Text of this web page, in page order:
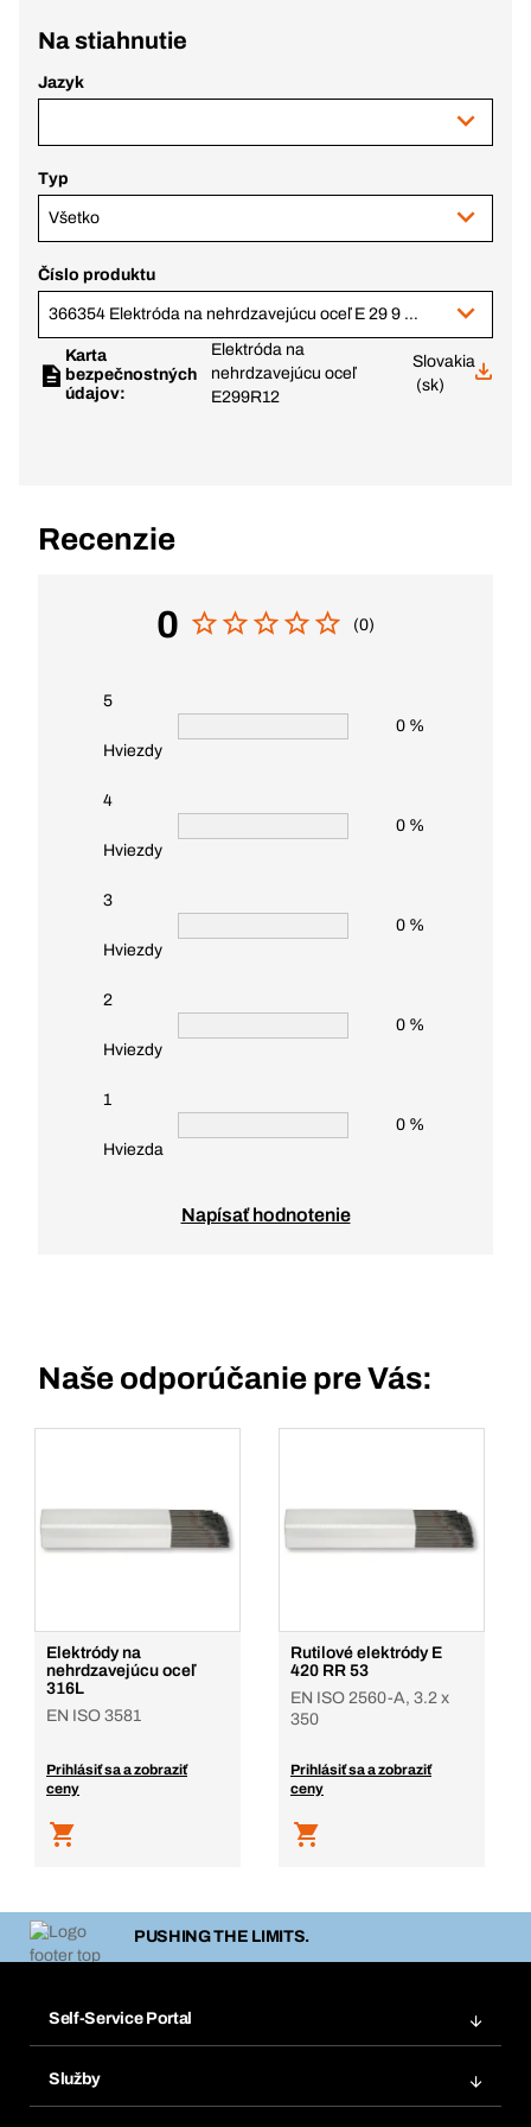
Na stiahnutie
Jazyk
Typ
Všetko
Číslo produktu
366354 Elektróda na nehrdzavejúcu oceľ E 29 9 R 12, 3,2x350 mm
Karta
bezpečnostných
údajov:
Elektróda na
nehrdzavejúcu oceľ
E299R12
Slovakia
(sk)
Recenzie
0 (0)
5
Hviezdy
0 %
4
Hviezdy
0 %
3
Hviezdy
0 %
2
Hviezdy
0 %
1
Hviezda
0 %
Napísať hodnotenie
Naše odporúčanie pre Vás:
Elektródy na
nehrdzavejúcu oceľ
316L
EN ISO 3581
Prihlásiť sa a zobraziť
ceny
Rutilové elektródy E
420 RR 53
EN ISO 2560-A, 3.2 x
350
Prihlásiť sa a zobraziť
ceny
PUSHING THE LIMITS.
Self-Service Portal
Služby